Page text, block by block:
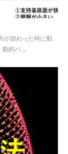
が加わった時に動
動的バ ...